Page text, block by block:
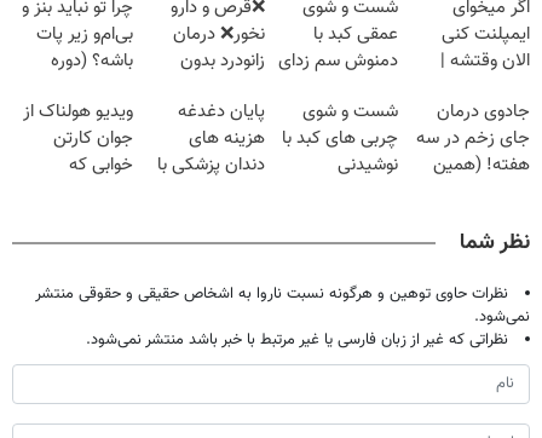
اگر میخوای
ایمپلنت کنی
الان وقتشه |
میلیون تومان!!!
شست و شوی
عمقی کبد با
دمنوش سم زدای
❌قرص‌ و دارو
نخور❌ درمان
زانودرد بدون
چرا تو نباید بنز و
بی‌ام‌و زیر پات
باشه؟ (دوره
میلیاردی)
جادوی درمان
جای زخم در سه
هفته! (همین
شست و شوی
چربی های کبد با
نوشیدنی
پایان دغدغه
هزینه های
دندان پزشکی با
ویدیو هولناک از
جوان کارتن
خوابی که
نظر شما
نظرات حاوی توهین و هرگونه نسبت ناروا به اشخاص حقیقی و حقوقی منتشر
نمی‌شود.
نظراتی که غیر از زبان فارسی یا غیر مرتبط با خبر باشد منتشر نمی‌شود.